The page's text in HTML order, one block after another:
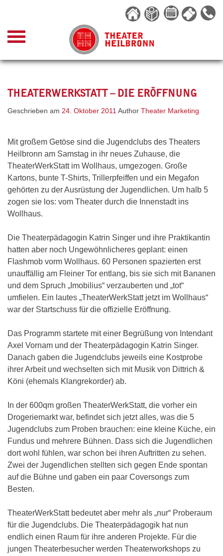
content
THEATERWERKSTATT – DIE ERÖFFNUNG
Geschrieben am 24. Oktober 2011 Author Theater Marketing
Mit großem Getöse sind die Jugendclubs des Theaters
Heilbronn am Samstag in ihr neues Zuhause, die
TheaterWerkStatt im Wollhaus, umgezogen. Große
Kartons, bunte T-Shirts, Trillerpfeiffen und ein Megafon
gehörten zu der Ausrüstung der Jugendlichen. Um halb 5
zogen sie los: vom Theater durch die Innenstadt ins
Wollhaus.
Die Theaterpädagogin Katrin Singer und ihre Praktikantin
hatten aber noch Ungewöhnlicheres geplant: einen
Flashmob vorm Wollhaus. 60 Personen spazierten erst
unauffällig am Fleiner Tor entlang, bis sie sich mit Bananen
und dem Spruch „Imobilius“ verzauberten und „tot“
umfielen. Ein lautes „TheaterWerkStatt jetzt im Wollhaus“
war der Startschuss für die offizielle Eröffnung.
Das Programm startete mit einer Begrüßung von Intendant
Axel Vornam und der Theaterpädagogin Katrin Singer.
Danach gaben die Jugendclubs jeweils eine Kostprobe
ihrer Arbeit und wechselten sich mit Musik von Dittrich &
Köni (ehemals Klangrekorder) ab.
In der 600qm großen TheaterWerkStatt, die vorher ein
Drogeriemarkt war, befindet sich jetzt alles, was die 5
Jugendclubs zum Proben brauchen: eine kleine Küche, ein
Fundus und mehrere Bühnen. Dass sich die Jugendlichen
dort wohl fühlen, war schon bei ihren Auftritten zu sehen.
Zwei der Jugendlichen stellten sich gegen Ende spontan
auf die Bühne und gaben ein paar Coversongs zum
Besten.
TheaterWerkStatt bedeutet aber mehr als „nur“ Proberaum
für die Jugendclubs. Die Theaterpädagogik hat nun
endlich einen Raum für ihre anderen Projekte. Für die
jungen Theaterbesucher werden Theaterworkshops zu